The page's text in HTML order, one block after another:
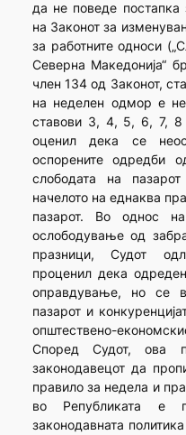
да не поведе
на Законот за
за работните односи
Северна Македонија“
член 134 од Законот,
на неделен одмор е
ставови 3, 4, 5, 6, 7, 8
оценил дека се
оспорените одредби
слободата на
начелото на еднаква
пазарот. Во однос
ослободување од
празници, Судот
проценил дека
оправдување, но се
пазарот и
општествено-
Според Судот, ова
законодавецот да
правило за недела и
во Републиката е
законодавната